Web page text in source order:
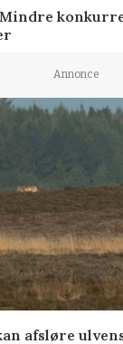
Annonce
afsløre